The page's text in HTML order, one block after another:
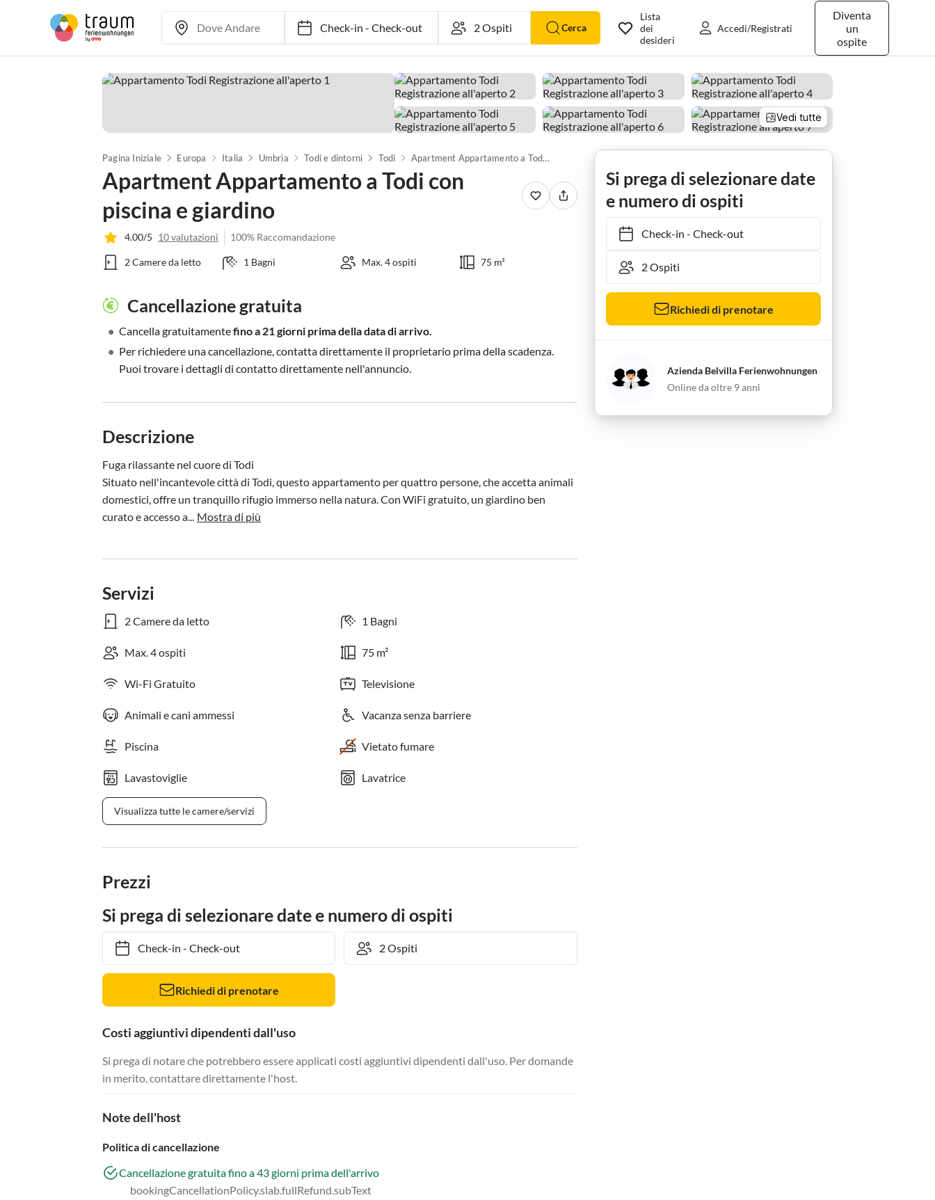
Check-in- Check-out Cerca
Diventa
un
ospite
Lista
dei
desideri
Accedi/Registrati
Vedi tutte
Pagina Iniziale Europa Italia Umbria Todi e dintorni Todi Apartment Appartamento a Todi con piscina e giardino
Apartment Appartamento a Todi con
piscina e giardino
4.00/5 10 valutazioni 100% Raccomandazione
2 Camere da letto 1 Bagni Max. 4 ospiti 75 m²
Cancellazione gratuita
• Cancella gratuitamentefino a 21 giorni prima della data di arrivo.
• Per richiedere una cancellazione, contatta direttamente il proprietario prima della scadenza.
Puoi trovare i dettagli di contatto direttamente nell'annuncio.
Descrizione
Fuga rilassante nel cuore di Todi
Situato nell'incantevole città di Todi, questo appartamento per quattro persone, che accetta animali
domestici, offre un tranquillo rifugio immerso nella natura. Con WiFi gratuito, un giardino ben
curato e accesso a... Mostra di più
Servizi
2 Camere da letto 1 Bagni
Max. 4 ospiti 75 m²
Wi-Fi Gratuito Televisione
Animali e cani ammessi Vacanza senza barriere
Piscina Vietato fumare
Lavastoviglie Lavatrice
Visualizza tutte le camere/servizi
Prezzi
Si prega di selezionare date e numero di ospiti
Check-in- Check-out
Richiedi di prenotare
Costi aggiuntivi dipendenti dall'uso
Si prega di notare che potrebbero essere applicati costi aggiuntivi dipendenti dall'uso. Per domande
in merito, contattare direttamente l'host.
Note dell'host
Politica di cancellazione
Cancellazione gratuita fino a 43 giorni prima dell'arrivo
bookingCancellationPolicy.slab.fullRefund.subText
Si prega di selezionare date
e numero di ospiti
Check-in- Check-out
Richiedi di prenotare
Azienda Belvilla Ferienwohnungen
Online da oltre 9 anni